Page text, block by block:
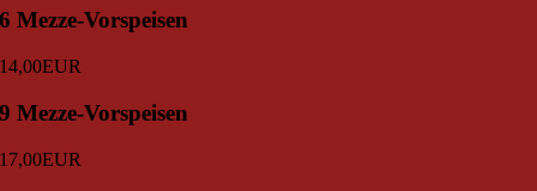
6 Mezze-Vorspeisen
14,00EUR
9 Mezze-Vorspeisen
17,00EUR